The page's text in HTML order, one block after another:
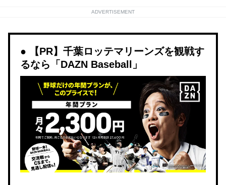
ADVERTISEMENT
【PR】千葉ロッテマリーンズを観戦す
るなら「DAZN Baseball」